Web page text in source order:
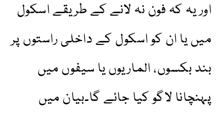
اور یہ کہ فون نہ لانے کے طریقے اسکول
میں یا ان کو اسکول کے داخلی راستوں پر
بند بکسوں، الماریوں یا سیفوں میں
پہنچانا لاگو کیا جائے گا۔بیان میں